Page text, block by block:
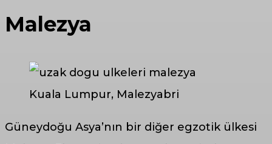
Malezya
Kuala Lumpur, Malezyabri
Güneydoğu Asya’nın bir diğer egzotik ülkesi